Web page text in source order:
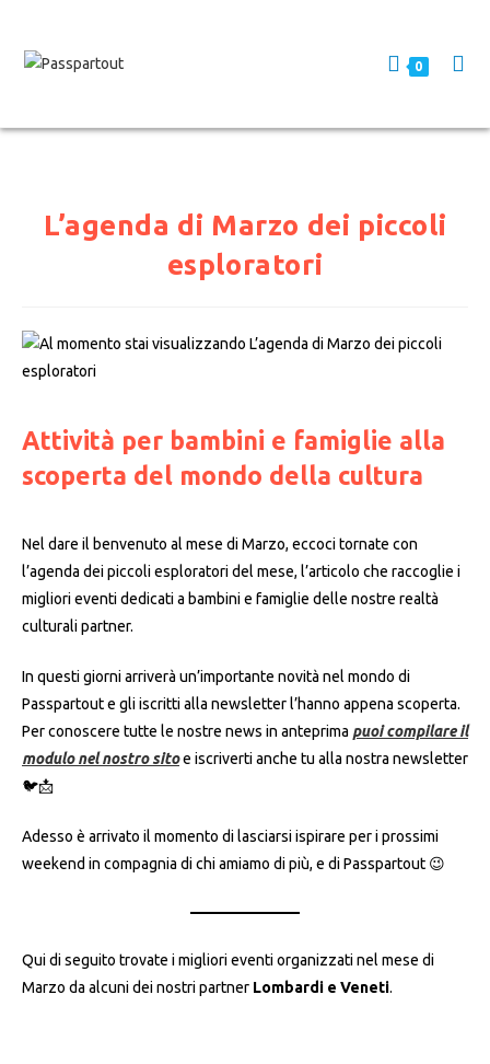
0
L’agenda di Marzo dei piccoli
esploratori
Attività per bambini e famiglie alla
scoperta del mondo della cultura
Nel dare il benvenuto al mese di Marzo, eccoci tornate con
l’agenda dei piccoli esploratori del mese, l’articolo che raccoglie i
migliori eventi dedicati a bambini e famiglie delle nostre realtà
culturali partner.
In questi giorni arriverà un’importante novità nel mondo di
Passpartout e gli iscritti alla newsletter l’hanno appena scoperta.
Per conoscere tutte le nostre news in anteprima puoi compilare il
modulo nel nostro sitoe iscriverti anche tu alla nostra newsletter
🐦📩
Adesso è arrivato il momento di lasciarsi ispirare per i prossimi
weekend in compagnia di chi amiamo di più, e di Passpartout 😉
Qui di seguito trovate i migliori eventi organizzati nel mese di
Marzo da alcuni dei nostri partner Lombardi e Veneti.